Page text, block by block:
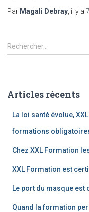
Par Magali Debray , il y a
Rechercher…
Articles récents
La loi santé évolue,
formations
Chez XXL Formation
XXL Formation est
Le port du masque est
Quand la formation